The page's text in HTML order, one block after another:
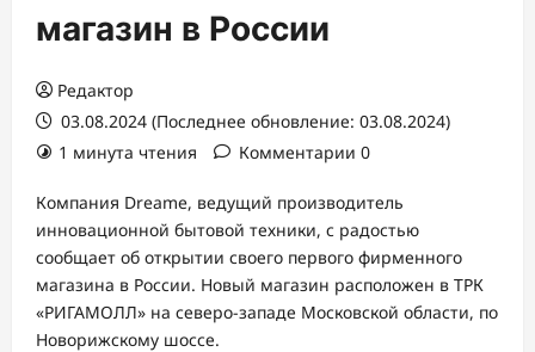
магазин в России
Редактор
03.08.2024 (Последнее обновление: 03.08.2024)
1 минута чтения
Комментарии 0
Компания Dreame, ведущий производитель
инновационной бытовой техники, с радостью
сообщает об открытии своего первого фирменного
магазина в России. Новый магазин расположен в ТРК
«РИГАМОЛЛ» на северо-западе Московской области, по
Новорижскому шоссе.